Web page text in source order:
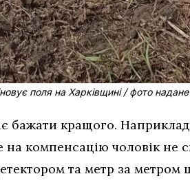
поля на Харківщині / фото
бажати кращого.
компенсацію чоловік не
та метр за метром